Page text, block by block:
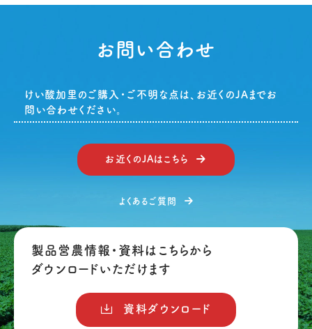
お問い合わせ
けい酸加里のご購入・ご不明な点は、お近くのJAまでお
問い合わせください。
お近くのJAはこちら
よくあるご質問
製品営農情報・資料はこちらから
ダウンロードいただけます
資料ダウンロード